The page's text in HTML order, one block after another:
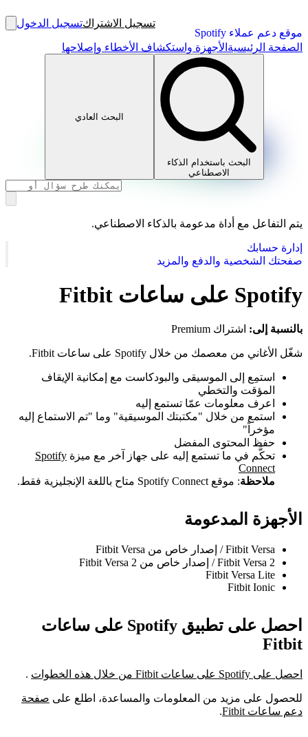
موقع دعم عملاء Spotify
تسجيل الاشتراكتسجيل الدخول
الصفحة الرئيسية الأجهزة واستكشاف الأخطاء وإصلاحها
البحث باستخدام الذكاء
الاصطناعي
البحث العادي
يتم التفاعل مع أداة مدعومة بالذكاء الاصطناعي.
إدارة حسابك
صفحتك الشخصية والدفع والمزيد
Spotify على ساعات Fitbit
بالنسبة إلى: اشتراك Premium
شغّل الأغاني من معصمك من خلال Spotify على ساعات Fitbit.
استمِع إلى الموسيقى والبودكاست مع إمكانية الإيقاف
المؤقت والتخطي
اعرف معلومات عمّا تستمع إليه
استمع من خلال "مكتبتك الموسيقية" وما "تم الاستماع إليه
مؤخراً"
حفظ المحتوى المفضل
تحكَّم في ما تستمع إليه على جهاز آخر مع ميزة Spotify
Connect
ملاحظة: موقع Spotify Connect متاح باللغة الإنجليزية فقط.
الأجهزة المدعومة
Fitbit Versa / إصدار خاص من Fitbit Versa
Fitbit Versa 2 / إصدار خاص من Fitbit Versa 2
Fitbit Versa Lite
Fitbit Ionic
احصل على تطبيق Spotify على ساعات
Fitbit
احصل على Spotify على ساعات Fitbit من خلال هذه الخطوات .
للحصول على مزيد من المعلومات والمساعدة، اطلع على صفحة
دعم ساعات Fitbit
.